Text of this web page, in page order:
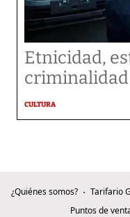
Etnicidad,
criminalidad
CULTURA
¿Quiénes somos? Tarifario
Puntos de